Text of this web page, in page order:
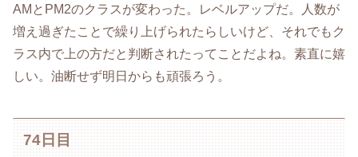
AMとPM2のクラスが変わった。レベルアップだ。人数が
増え過ぎたことで繰り上げられたらしいけど、それでもク
ラス内で上の方だと判断されたってことだよね。素直に嬉
しい。油断せず明日からも頑張ろう。
74日目